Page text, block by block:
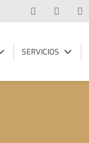
SERVICIOS